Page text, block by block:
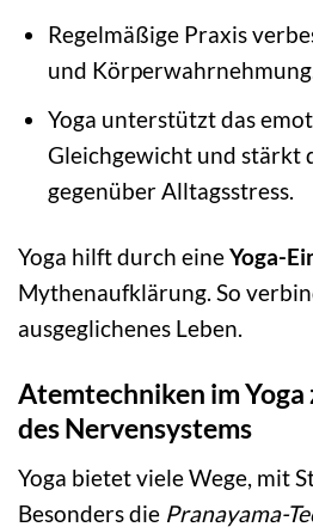
Regelmäßige Praxis
und
Yoga unterstützt das
Gleichgewicht und stärkt
gegenüber Alltagsstress.
Yoga hilft durch eineYoga-
Mythenaufklärung. So
ausgeglichenes Leben.
Atemtechniken im
des Nervensystems
Yoga bietet viele Wege, mit
Besonders die Pranayama-